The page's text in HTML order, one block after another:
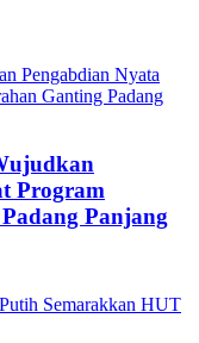
Program
Panjang